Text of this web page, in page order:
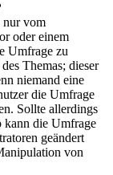
nur vom
oder einem
Umfrage zu
Themas; dieser
niemand eine
die Umfrage
Sollte allerdings
kann die Umfrage
geändert
von